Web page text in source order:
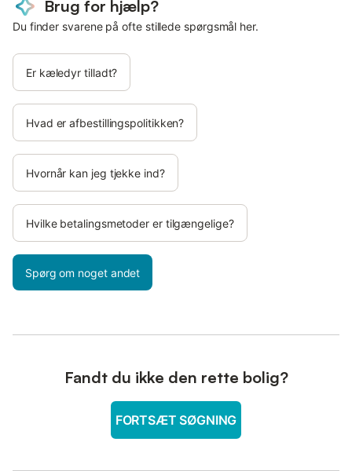
Brug for hjælp?
Du finder svarene på ofte stillede spørgsmål her.
Er kæledyr tilladt?
Hvad er afbestillingspolitikken?
Hvornår kan jeg tjekke ind?
Hvilke betalingsmetoder er tilgængelige?
Spørg om noget andet
Fandt du ikke den rette bolig?
FORTSÆT SØGNING